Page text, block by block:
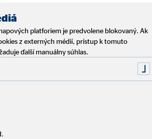
tom predierať džungľou najrôznejších
sprostredkovateľa.
platforiem je predvolene blokovaný. Ak
z externých médií, prístup k tomuto
ďalší manuálny súhlas.